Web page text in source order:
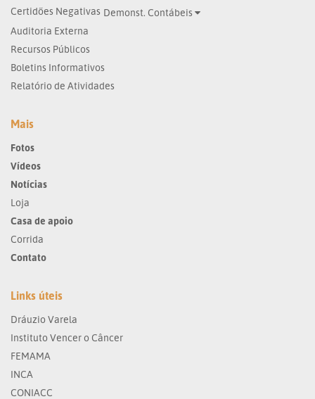
Certidões Negativas Demonst. Contábeis
Auditoria Externa
Recursos Públicos
Boletins Informativos
Relatório de Atividades
Mais
Fotos
Vídeos
Notícias
Loja
Casa de apoio
Corrida
Contato
Links úteis
Dráuzio Varela
Instituto Vencer o Câncer
FEMAMA
INCA
CONIACC